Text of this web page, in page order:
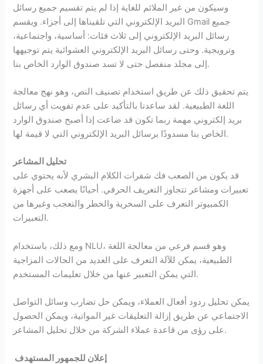
وسيكون من غير الملائم للغاية إذا لم يتم تقسيم جميع رسائل
البريد الإلكتروني التي تلقيناها إلى أجزاء. ويقسم Gmail جميع
رسائل البريد الإلكتروني إلى ثلاث فئات: أساسية، واجتماعية،
وترويجية. وحتى رسائل البريد الإلكتروني العشوائية يتم توجيهها
إلى مجلد منفصل حتى لا تسد صندوق الوارد الخاص بنا.
يتم تحقيق ذلك عن طريق استخدام تصنيف النص، وهو نهج معالجة
اللغة الطبيعية. لقد ساعدنا بالتأكيد على عدم تفويت أي رسائل
بريد إلكتروني مهمة ربما تكون قد ضاعت إذا أصبح صندوق الوارد
الخاص بنا مسدودًا برسائل البريد الإلكتروني التي لا قيمة لها.
تحليل المشاعر
قد يكون من الصعب فك شفرات الكلام البشري لأنه يحتوي على
تعبيرات ومشاعر تتجاوز التعريف الحرفي. أحيانًا يصعب على أجهزة
الكمبيوتر التعرف على السخرية والخطر والتعجب وغيرها من
التعبيرات.
ومع ذلك، باستخدام NLU، وهو قسم فرعي من معالجة اللغة
الطبيعية، يمكن للآلة التعرف على العديد من الحالات المزاجية
التي يمكن التعبير عنها من خلال تعليمات المستخدم.
يمكن تحليل ردود أفعال العملاء، ويمكن حل تضارب وسائل التواصل
الاجتماعي عن طريق إزالة التعليقات غير المواتية، ويمكن الحصول
على رؤى من قاعدة عملاء الشركة من خلال تحليل المشاعر.
إعلان للجمهور المستهدف